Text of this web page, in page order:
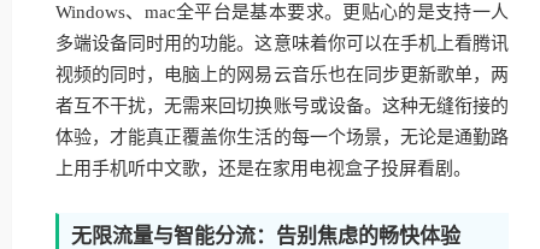
Windows、mac全平台是基本要求。更贴心的是支持一人
多端设备同时用的功能。这意味着你可以在手机上看腾讯
视频的同时，电脑上的网易云音乐也在同步更新歌单，两
者互不干扰，无需来回切换账号或设备。这种无缝衔接的
体验，才能真正覆盖你生活的每一个场景，无论是通勤路
上用手机听中文歌，还是在家用电视盒子投屏看剧。
无限流量与智能分流：告别焦虑的畅快体验